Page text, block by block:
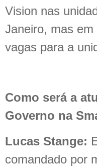
Vision nas
Janeiro, mas
vagas para a
Como será a
Governo na
Lucas Stange:
comandado por